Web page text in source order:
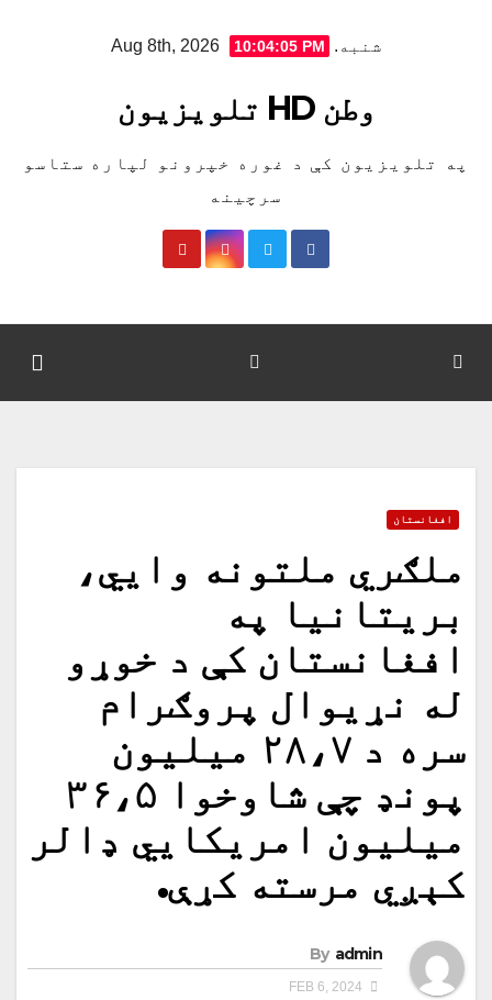
شنبه. Aug 8th, 2026 10:04:05 PM
وطن HD تلویزیون
په تلویزیون کې د غوره خپرونو لپاره ستاسو
سرچینه
افغانستان
ملګري ملتونه وايي،
بریتانیا په
افغانستان کې د خوړو
له نړیوال پروګرام
سره د ۲۸،۷ میلیون
پونډ چې شاوخوا ۳۶،۵
میلیون امریکايي ډالر
کېږي مرسته کړې.
By admin